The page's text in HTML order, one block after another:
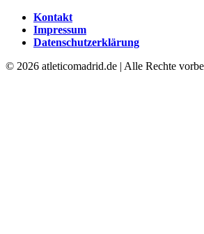
Kontakt
Impressum
Datenschutzerklärung
© 2026 atleticomadrid.de | Alle Rechte